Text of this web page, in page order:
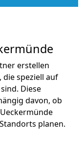
erstellen
speziell auf
Diese
davon, ob
planen.